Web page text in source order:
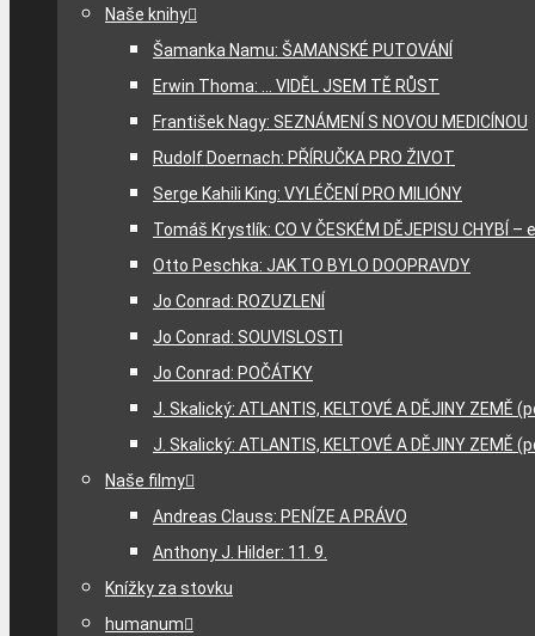
Naše knihy
Šamanka Namu: ŠAMANSKÉ PUTOVÁNÍ
Erwin Thoma: … VIDĚL JSEM TĚ RŮST
František Nagy: SEZNÁMENÍ S NOVOU MEDICÍNOU
Rudolf Doernach: PŘÍRUČKA PRO ŽIVOT
Serge Kahili King: VYLÉČENÍ PRO MILIÓNY
Tomáš Krystlík: CO V ČESKÉM DĚJEPISU CHYBÍ –
Otto Peschka: JAK TO BYLO DOOPRAVDY
Jo Conrad: ROZUZLENÍ
Jo Conrad: SOUVISLOSTI
Jo Conrad: POČÁTKY
J. Skalický: ATLANTIS, KELTOVÉ A DĚJINY ZEMĚ
J. Skalický: ATLANTIS, KELTOVÉ A DĚJINY ZEMĚ
Naše filmy
Andreas Clauss: PENÍZE A PRÁVO
Anthony J. Hilder: 11. 9.
Knížky za stovku
humanum